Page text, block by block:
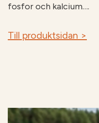
fosfor och kalcium….
Till produktsidan >